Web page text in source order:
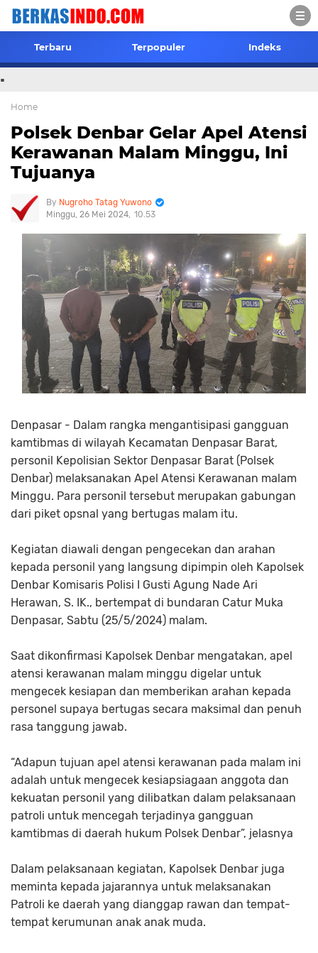
Terbaru Terpopuler Indeks
.
Home
Polsek Denbar Gelar Apel Atensi
Kerawanan Malam Minggu, Ini
Tujuanya
Nugroho Tatag Yuwono
Minggu, 26 Mei 2024 10.53
Denpasar - Dalam rangka mengantisipasi gangguan
kamtibmas di wilayah Kecamatan Denpasar Barat,
personil Kepolisian Sektor Denpasar Barat (Polsek
Denbar) melaksanakan Apel Atensi Kerawanan malam
Minggu. Para personil tersebut merupakan gabungan
dari piket opsnal yang bertugas malam itu.
Kegiatan diawali dengan pengecekan dan arahan
kepada personil yang langsung dipimpin oleh Kapolsek
Denbar Komisaris Polisi I Gusti Agung Nade Ari
Herawan, S. IK., bertempat di bundaran Catur Muka
Denpasar, Sabtu (25/5/2024) malam.
Saat dikonfirmasi Kapolsek Denbar mengatakan, apel
atensi kerawanan malam minggu digelar untuk
mengecek kesiapan dan memberikan arahan kepada
personel supaya bertugas secara maksimal dan penuh
rasa tanggung jawab.
“Adapun tujuan apel atensi kerawanan pada malam ini
adalah untuk mengecek kesiapsiagaan anggota dan
kekuatan personil yang dilibatkan dalam pelaksanaan
patroli untuk mencegah terjadinya gangguan
kamtibmas di daerah hukum Polsek Denbar”, jelasnya
Dalam pelaksanaan kegiatan, Kapolsek Denbar juga
meminta kepada jajarannya untuk melaksanakan
Patroli ke daerah yang dianggap rawan dan tempat-
tempat kerumunan anak anak muda.